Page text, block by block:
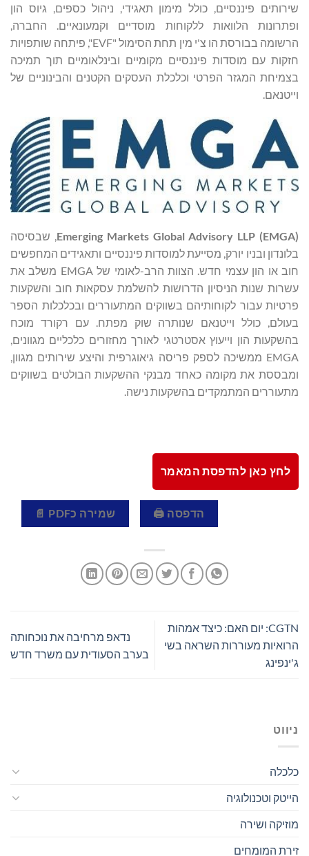
שירותים פיננסיים, כולל מימון תאגידי, ניהול כספים, גיוס הון
ופתרונות הלוואות ללקוחות מוסדיים וקמעונאיים. החברה,
הרשומה בבורסת הו צ'י מין תחת הסימול "EVF", פיתחה שותפויות
חזקות עם מוסדות פיננסיים מקומיים ובינלאומיים תוך תמיכה
בצמיחת המגזר הפרטי וכלכלת העסקים הקטנים והבינוניים של
וייטנאם.
Emerging Markets Global Advisory LLP (EMGA), שבסיסה
בלונדון ובניו יורק, מסייעת למוסדות פיננסיים ותאגידים המחפשים
חוב או הון עצמי חדש. הצוות הרב-לאומי של EMGA משלב את
עשרות שנות הניסיון הדרושות להשלמת עסקאות חוב והשקעות
פרטיות עבור לקוחותיהם בשווקים המתעוררים ובכלכלות הספר
בעולם, כולל וייטנאם שנותרה שוק מפתח. עם רקורד מוכח
בהשקעות הון וייעוץ אסטרטגי לאורך מחזורים כלכליים מגוונים,
EMGA ממשיכה לספק פריסה גיאוגרפית והיצע שירותים מגוון,
ומבססת את מקומה כאחד מבנקי ההשקעות הבולטים בשווקים
מתעוררים המתמקדים בהשקעות נישה.
לחץ כאן להדפסת המאמר
הדפסה 🖨 שמירה כPDF 📄
CGTN: יום האם: כיצד אמהות
הרואיות מעוררות השראה בשי
ג'ינפינג
נדאפ מרחיבה את נוכחותה
בערב הסעודית עם משרד חדש
ניווט
כלכלה
הייטק וטכנולוגיה
מוזיקה ושירה
זירת המומחים